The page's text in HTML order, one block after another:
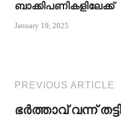
ബാക്കിപണികളിലേക്ക്
January 19, 2025
PREVIOUS ARTICLE
ഭർത്താവ് വന്ന് തട്ടി